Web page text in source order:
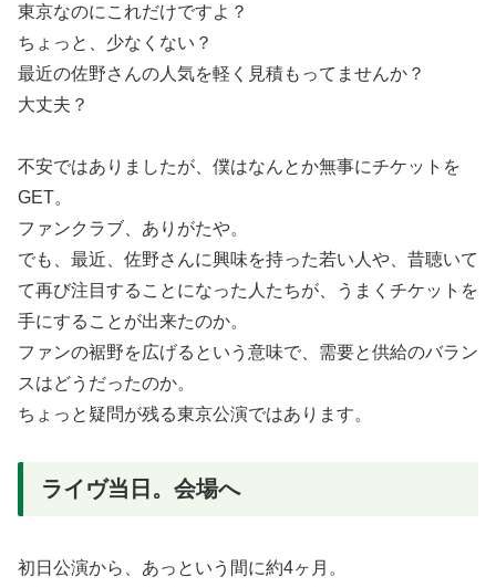
東京なのにこれだけですよ？
ちょっと、少なくない？
最近の佐野さんの人気を軽く見積もってませんか？
大丈夫？
不安ではありましたが、僕はなんとか無事にチケットを
GET。
ファンクラブ、ありがたや。
でも、最近、佐野さんに興味を持った若い人や、昔聴いて
て再び注目することになった人たちが、うまくチケットを
手にすることが出来たのか。
ファンの裾野を広げるという意味で、需要と供給のバラン
スはどうだったのか。
ちょっと疑問が残る東京公演ではあります。
ライヴ当日。会場へ
初日公演から、あっという間に約4ヶ月。